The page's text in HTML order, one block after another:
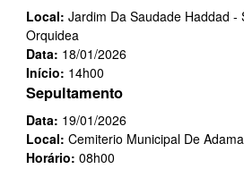
Local: Jardim Da Saudade Haddad -
Orquidea
Data: 18/01/2026
Início: 14h00
Sepultamento
Data: 19/01/2026
Local: Cemiterio Municipal De
Horário: 08h00